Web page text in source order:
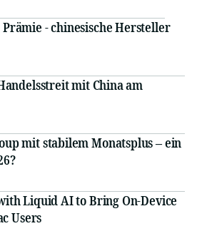
- chinesische Hersteller
mit China am
mit stabilem Monatsplus – ein
Liquid AI to Bring On-Device
Users